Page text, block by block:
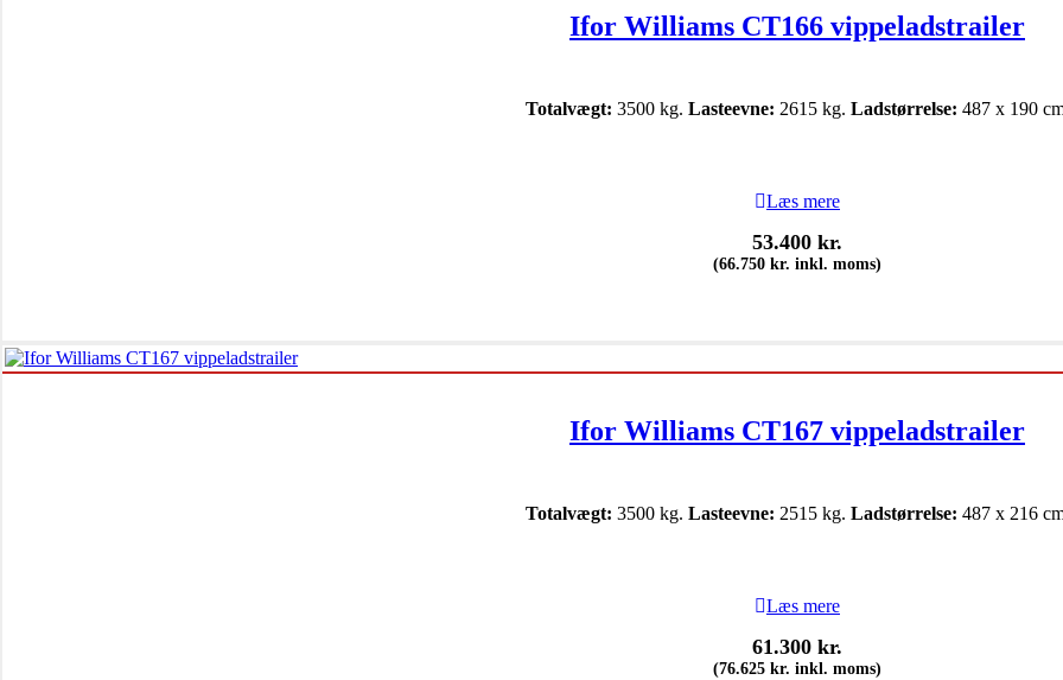
Ifor Williams CT166 vippeladstrailer
Totalvægt: 3500 kg. Lasteevne: 2615 kg. Ladstørrelse: 487 x 190
Læs mere
53.400 kr.
(66.750 kr. inkl. moms)
Ifor Williams CT167 vippeladstrailer
Totalvægt: 3500 kg. Lasteevne: 2515 kg. Ladstørrelse: 487 x 216
Læs mere
61.300 kr.
(76.625 kr. inkl. moms)